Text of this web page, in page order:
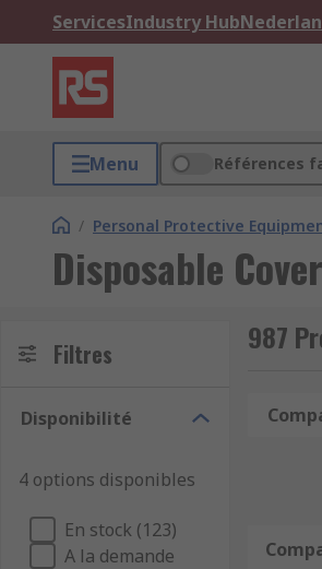
ServicesIndustry Hub
Menu Références
/ Personal Protective
Disposable
Filtres
Disponibilité
4 options disponibles
En stock (123)
A la demande
987